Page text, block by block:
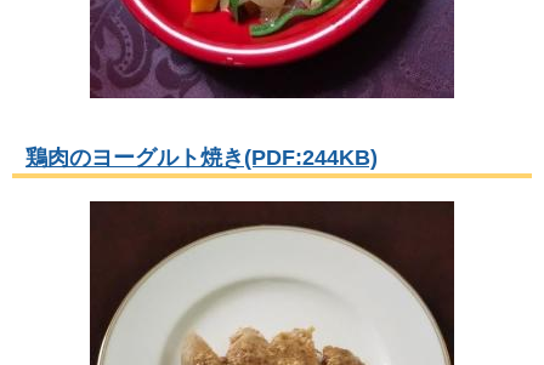
鶏肉のヨーグルト焼き(PDF:244KB)